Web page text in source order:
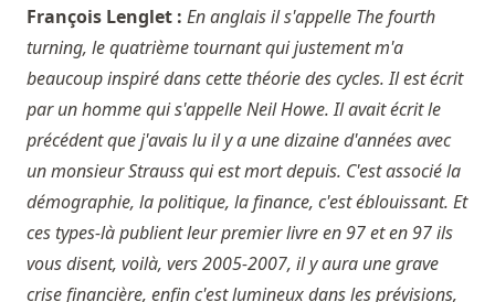
François Lenglet : En anglais il s'appelle The fourth
turning, le quatrième tournant qui justement m'a
beaucoup inspiré dans cette théorie des cycles. Il est écrit
par un homme qui s'appelle Neil Howe. Il avait écrit le
précédent que j'avais lu il y a une dizaine d'années avec
un monsieur Strauss qui est mort depuis. C'est associé la
démographie, la politique, la finance, c'est éblouissant. Et
ces types-là publient leur premier livre en 97 et en 97 ils
vous disent, voilà, vers 2005-2007, il y aura une grave
crise financière, enfin c'est lumineux dans les prévisions,